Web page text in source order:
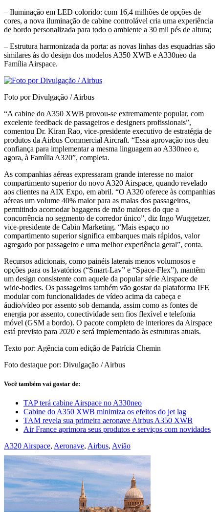
– Iluminação em LED colorido: com 16,4 milhões de opções de
cores, a nova iluminação de cabine controlável cria uma experiência
de bordo personalizada para todo o ambiente a 30 mil pés de altura;
– Estrutura harmonizada da porta: as novas linhas das esquadrias são
similares às do design dos modelos A350 XWB e A330neo da
Família Airspace.
Foto por Divulgação / Airbus
“A cabine do A350 XWB provou-se extremamente popular, com
excelente feedback de passageiros e designers profissionais”,
comentou Dr. Kiran Rao, vice-presidente executivo de estratégia de
produtos da Airbus Commercial Aircraft. “Essa aprovação nos deu
confiança para implementar a mesma linguagem ao A330neo e,
agora, à Família A320”, completa.
As companhias aéreas expressaram grande interesse no maior
compartimento superior do novo A320 Airspace, quando revelado
aos clientes na AIX Expo, em abril. “O A320 oferece às companhias
aéreas um volume 40% maior para as malas dos passageiros,
permitindo acomodar bagagens de mão maiores do que a
concorrência no segmento de corredor único”, diz Ingo Wuggetzer,
vice-presidente de Cabin Marketing. “Mais espaço no
compartimento superior significa embarques mais rápidos, valor
agregado por passageiro e uma melhor experiência geral”, conta.
Recursos adicionais, como painéis laterais menos volumosos e
opções para os lavatórios (“Smart-Lav” e “Space-Flex”), mantêm
um design consistente com aquele da popular série Airspace de
wide-bodies. Os passageiros também vão gostar da plataforma IFE
modular com funcionalidades de vídeo acima da cabeça e
áudio/vídeo por assento sob demanda, assim como as fontes de
energia por assento, conectividade sem fios flexível e telefonia
móvel (GSM a bordo). O pacote completo de interiores da Airspace
está previsto para 2020 e será implementado às estruturas atuais.
Texto por: Agência com edição de Patrícia Chemin
Foto destaque por: Divulgação / Airbus
Você também vai gostar de:
TAP terá cabine Airspace no A330neo
Cabine do A350 XWB minimiza os efeitos do jet lag
TAM revela sua primeira aeronave Airbus A350 XWB
Air France aprimora seus produtos e serviços com novidades
A320 Airspace, Aeronave, Airbus, Avião